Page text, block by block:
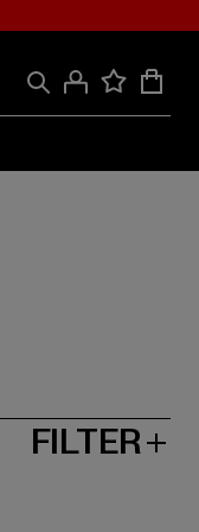
FILTER